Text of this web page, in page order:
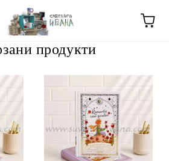
продукти